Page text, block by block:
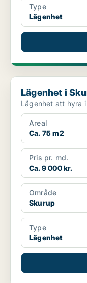
Type
Lägenhet
Lägenhet i Skurup
Lägenhet i
Areal
Ca. 75 m2
Pris pr. md.
Ca. 9 000 kr.
Område
Skurup
Type
Lägenhet